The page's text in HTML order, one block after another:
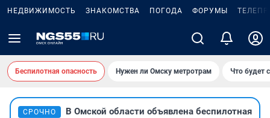
НЕДВИЖИМОСТЬ ЗНАКОМСТВА ПОГОДА ФОРУМЫ
Беспилотная опасность Нужен ли Омску метротрам Что будет
СРОЧНО
В Омской области объявлена беспилотная